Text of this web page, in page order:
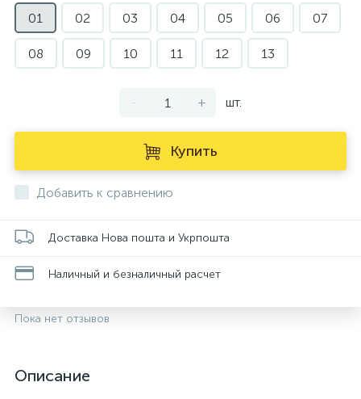
01
02 03 04 05 06 07
08 09 10 11 12 13
- + шт.
Купить
Добавить к сравнению
Доставка Нова пошта и Укрпошта
Наличный и безналичный расчет
Пока нет отзывов
Описание